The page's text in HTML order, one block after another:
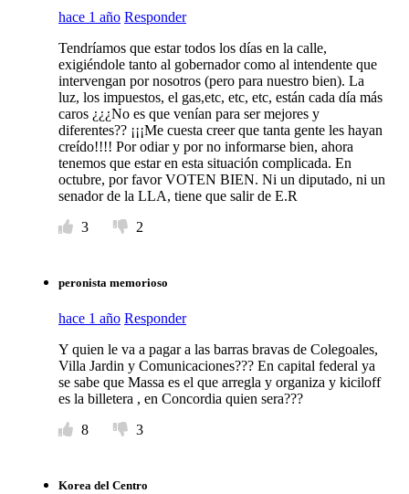
hace 1 año Responder
Tendríamos que estar todos los días en la calle,
exigiéndole tanto al gobernador como al intendente que
intervengan por nosotros (pero para nuestro bien). La
luz, los impuestos, el gas,etc, etc, etc, están cada día más
caros ¿¿¿No es que venían para ser mejores y
diferentes?? ¡¡¡Me cuesta creer que tanta gente les hayan
creído!!!! Por odiar y por no informarse bien, ahora
tenemos que estar en esta situación complicada. En
octubre, por favor VOTEN BIEN. Ni un diputado, ni un
senador de la LLA, tiene que salir de E.R
3
2
peronista memorioso
hace 1 año Responder
Y quien le va a pagar a las barras bravas de Colegoales,
Villa Jardin y Comunicaciones??? En capital federal ya
se sabe que Massa es el que arregla y organiza y kiciloff
es la billetera , en Concordia quien sera???
8
3
Korea del Centro